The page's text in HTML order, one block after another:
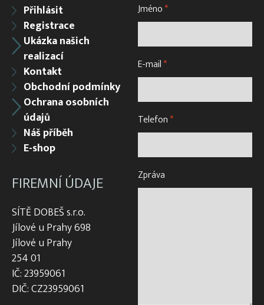
Přihlásit
Registrace
Ukázka našich
realizací
Kontakt
Obchodní podmínky
Ochrana osobních
údajů
Náš příběh
E-shop
FIREMNÍ ÚDAJE
SÍTĚ DOBEŠ s.r.o.
Jílové u Prahy 698
Jílové u Prahy
254 01
IČ: 23959061
DIČ: CZ23959061
Jméno*
E-mail*
Telefon*
Zpráva